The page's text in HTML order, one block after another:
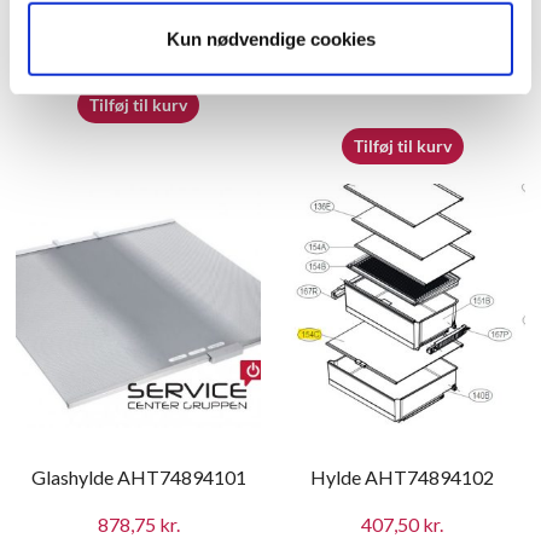
Kun nødvendige cookies
kr.
Tilføj til kurv
sæt til døre vending LG
309,55kr.
Tilføj til kurv
Glashylde AHT74894101
878,75 kr.
Hylde AHT74894102
407,50kr.